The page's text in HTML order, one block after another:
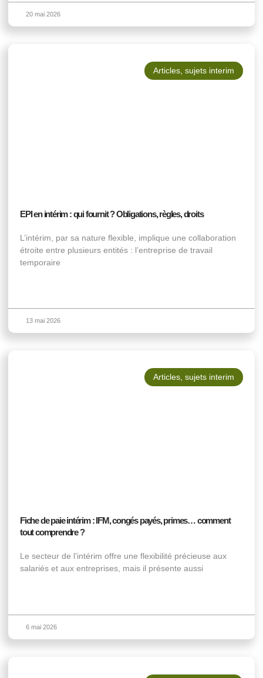
20 mai 2026
Articles sujets interim
EPI en intérim : qui fournit ? Obligations, règles, droits
L’intérim, par sa nature flexible, implique une collaboration
étroite entre plusieurs entités : l’entreprise de travail
temporaire
13 mai 2026
Articles sujets interim
Fiche de paie intérim : IFM, congés payés, primes… comment
tout comprendre ?
Le secteur de l’intérim offre une flexibilité précieuse aux
salariés et aux entreprises, mais il présente aussi
6 mai 2026